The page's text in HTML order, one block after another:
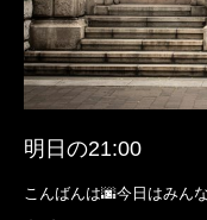
明日の21:00
こんばんは🌆今日はみん